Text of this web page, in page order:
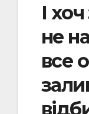
І
не
все